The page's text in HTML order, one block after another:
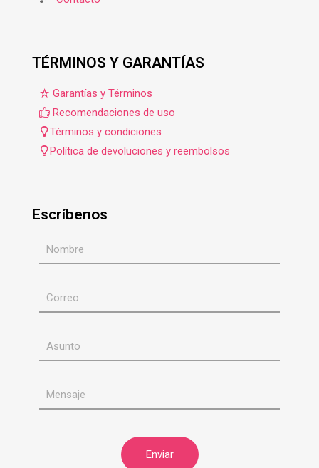
TÉRMINOS Y GARANTÍAS
Garantías y Términos
Recomendaciones de uso
Términos y condiciones
Política de devoluciones y reembolsos
Escríbenos